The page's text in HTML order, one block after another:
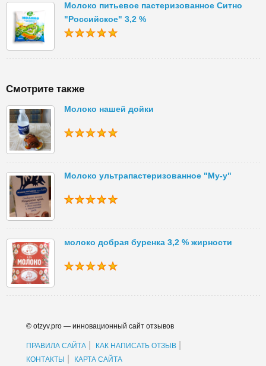
Молоко питьевое пастеризованное Ситно
"Российское" 3,2 %
Смотрите также
Молоко нашей дойки
Молоко ультрапастеризованное "Му-у"
молоко добрая буренка 3,2 % жирности
© otzyv.pro — инновационный сайт отзывов
ПРАВИЛА САЙТА КАК НАПИСАТЬ ОТЗЫВ
КОНТАКТЫ КАРТА САЙТА